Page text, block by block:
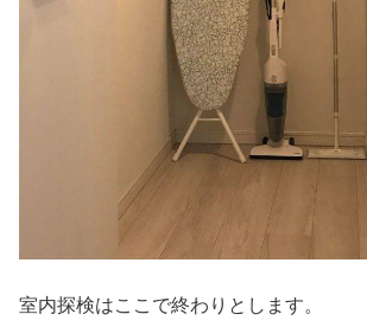
室内探検はここで終わりとします。